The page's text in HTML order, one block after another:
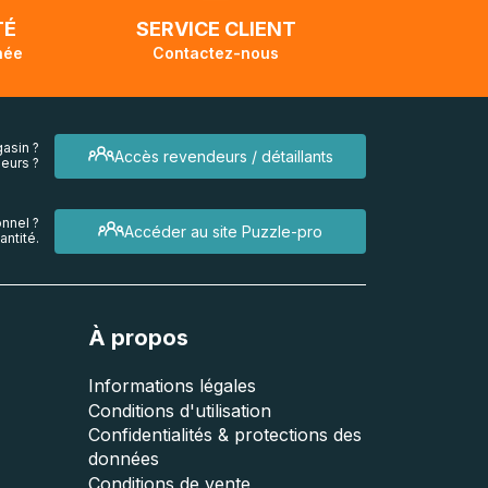
SERVICE CLIENT
Contactez-nous
Accès revendeurs / détaillants
?
?
Accéder au site Puzzle-pro
?
À propos
Informations légales
Conditions d'utilisation
Confidentialités & protections des
données
Conditions de vente